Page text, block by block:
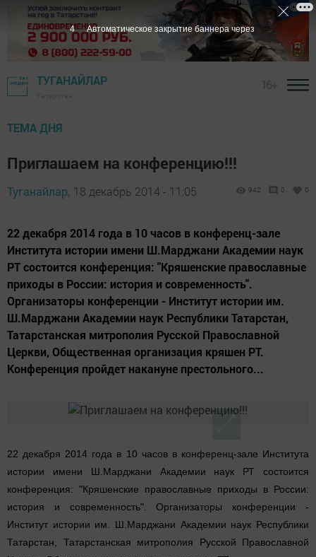
ТУГАНАЙЛАР
ТЕМА ДНЯ
Приглашаем на конференцию!!!
Туганайлар, 18 декабрь 2014 - 11:05 942 0 0
22 декабря 2014 года в 10 часов в конференц-зале
Института истории имени Ш.Марджани Академии наук
РТ состоится конференция: "Кряшенские православные
приходы в России: история и современность".
Организаторы конференции - Институт истории им.
Ш.Марджани Академии наук Республики Татарстан,
Татарстанская митрополия Русской Православной
Церкви, Общественная организация кряшен РТ.
Конференция пройдет накануне престольного...
22 декабря 2014 года в 10 часов в конференц-зале Института
истории имени Ш.Марджани Академии наук РТ состоится
конференция: "Кряшенские православные приходы в России:
история и современность". Организаторы конференции -
Институт истории им. Ш.Марджани Академии наук Республики
Татарстан, Татарстанская митрополия Русской Православной
3 Автоматическое закрытие баннера через